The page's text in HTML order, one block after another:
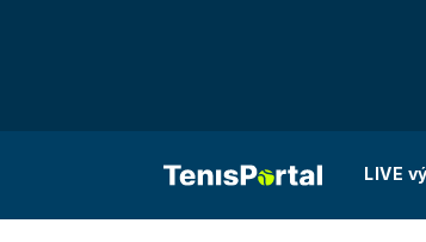
LIVE